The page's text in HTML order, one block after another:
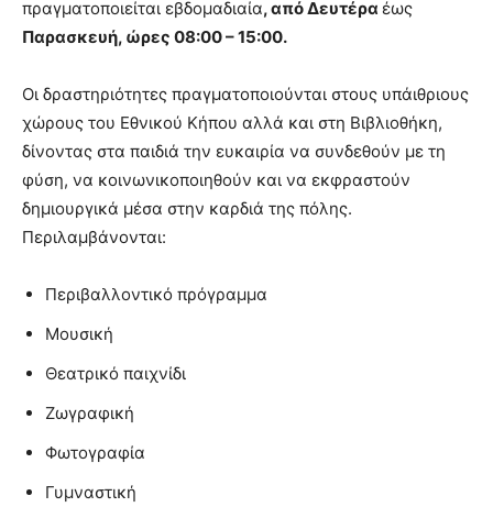
πραγματοποιείται εβδομαδιαία, από Δευτέρα έως
Παρασκευή, ώρες 08:00–15:00.
Οι δραστηριότητες πραγματοποιούνται στους υπάιθριους
χώρους του Εθνικού Κήπου αλλά και στη Βιβλιοθήκη,
δίνοντας στα παιδιά την ευκαιρία να συνδεθούν με τη
φύση, να κοινωνικοποιηθούν και να εκφραστούν
δημιουργικά μέσα στην καρδιά της πόλης.
Περιλαμβάνονται:
Περιβαλλοντικό πρόγραμμα
Μουσική
Θεατρικό παιχνίδι
Ζωγραφική
Φωτογραφία
Γυμναστική